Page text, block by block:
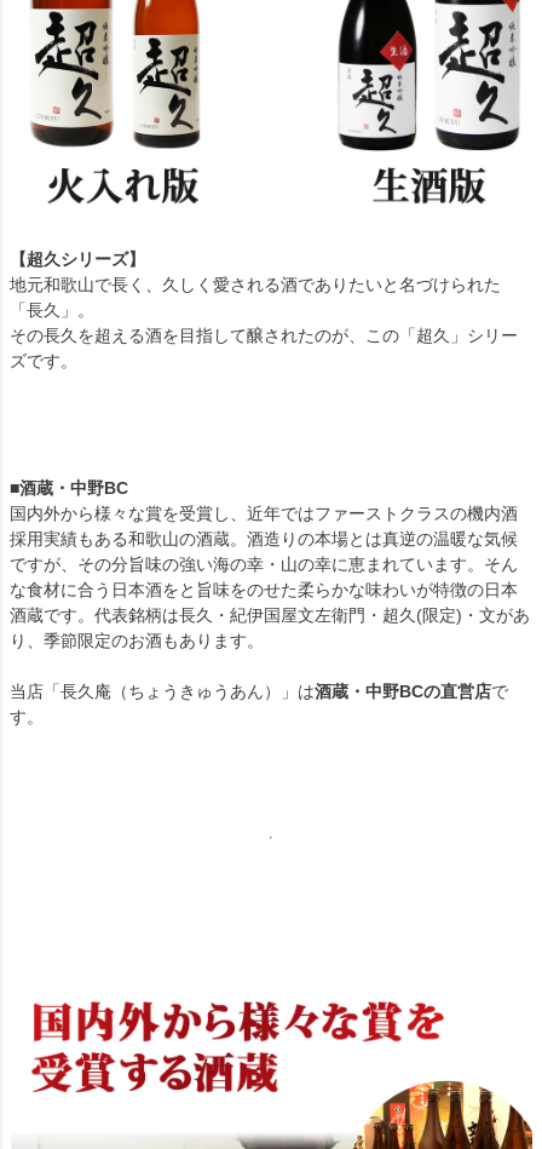
【超久シリーズ】
地元和歌山で長く、久しく愛される酒でありたいと名づけられた
「長久」。
その長久を超える酒を目指して醸されたのが、この「超久」シリー
ズです。
■酒蔵・中野BC
国内外から様々な賞を受賞し、近年ではファーストクラスの機内酒
採用実績もある和歌山の酒蔵。酒造りの本場とは真逆の温暖な気候
ですが、その分旨味の強い海の幸・山の幸に恵まれています。そん
な食材に合う日本酒をと旨味をのせた柔らかな味わいが特徴の日本
酒蔵です。代表銘柄は長久・紀伊国屋文左衛門・超久(限定)・文があ
り、季節限定のお酒もあります。
当店「長久庵（ちょうきゅうあん）」は酒蔵・中野BCの直営店で
す。